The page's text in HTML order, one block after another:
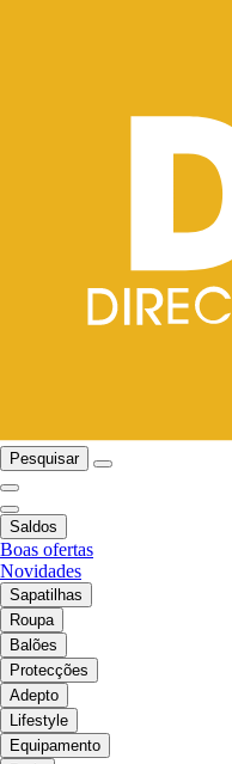
Pesquisar
Saldos
Boas ofertas
Novidades
Sapatilhas
Roupa
Balões
Protecções
Adepto
Lifestyle
Equipamento